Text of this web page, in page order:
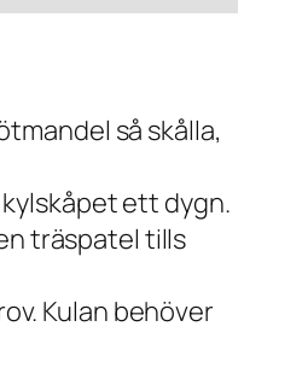
så skålla,
ett dygn.
träspatel tills
Kulan behöver